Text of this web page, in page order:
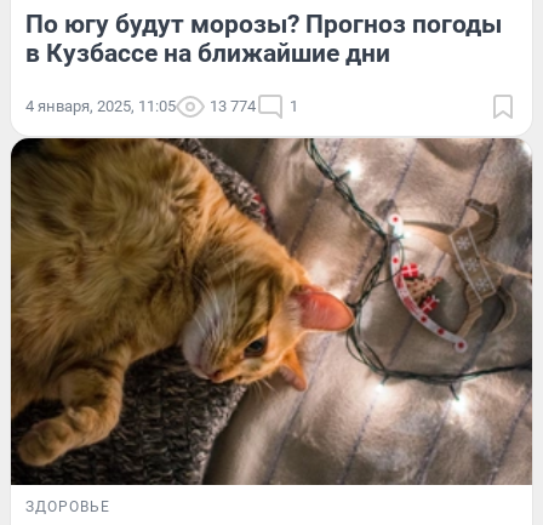
По югу будут морозы? Прогноз погоды
в Кузбассе на ближайшие дни
4 января, 2025, 11:05 13 774 1
ЗДОРОВЬЕ